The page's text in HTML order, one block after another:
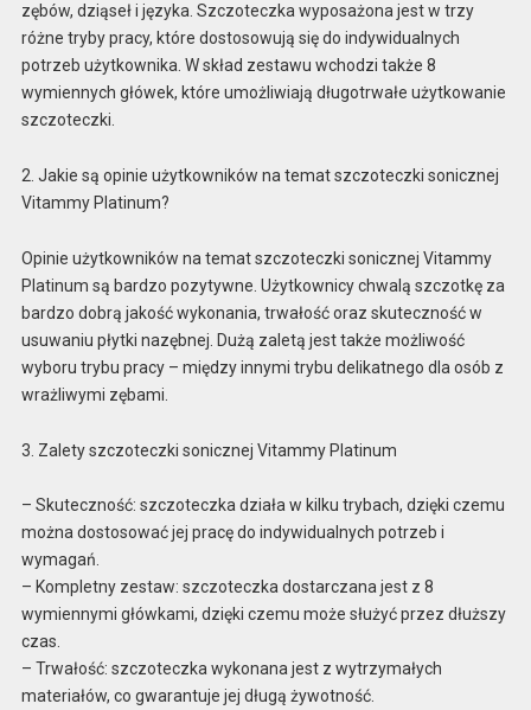
zębów, dziąseł i języka. Szczoteczka wyposażona jest w trzy
różne tryby pracy, które dostosowują się do indywidualnych
potrzeb użytkownika. W skład zestawu wchodzi także 8
wymiennych główek, które umożliwiają długotrwałe użytkowanie
szczoteczki.
2. Jakie są opinie użytkowników na temat szczoteczki sonicznej
Vitammy Platinum?
Opinie użytkowników na temat szczoteczki sonicznej Vitammy
Platinum są bardzo pozytywne. Użytkownicy chwalą szczotkę za
bardzo dobrą jakość wykonania, trwałość oraz skuteczność w
usuwaniu płytki nazębnej. Dużą zaletą jest także możliwość
wyboru trybu pracy – między innymi trybu delikatnego dla osób z
wrażliwymi zębami.
3. Zalety szczoteczki sonicznej Vitammy Platinum
– Skuteczność: szczoteczka działa w kilku trybach, dzięki czemu
można dostosować jej pracę do indywidualnych potrzeb i
wymagań.
– Kompletny zestaw: szczoteczka dostarczana jest z 8
wymiennymi główkami, dzięki czemu może służyć przez dłuższy
czas.
– Trwałość: szczoteczka wykonana jest z wytrzymałych
materiałów, co gwarantuje jej długą żywotność.